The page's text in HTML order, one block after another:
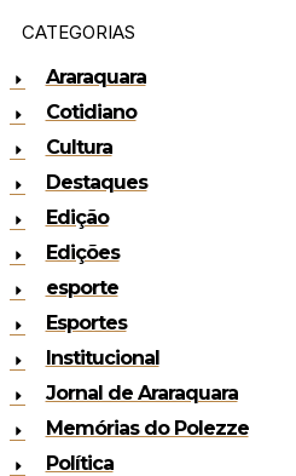
CATEGORIAS
Araraquara
Cotidiano
Cultura
Destaques
Edição
Edições
esporte
Esportes
Institucional
Jornal de Araraquara
Memórias do Polezze
Política